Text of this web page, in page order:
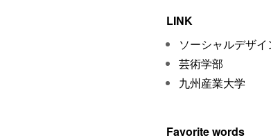
LINK
ソーシャルデザ
芸術学部
九州産業大学
Favorite words